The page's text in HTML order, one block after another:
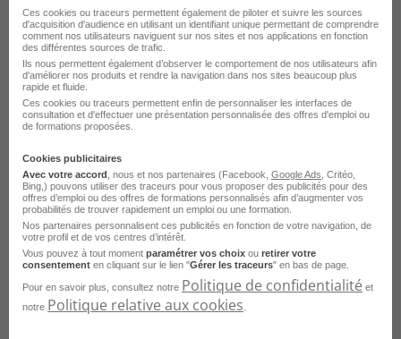
Emploi Responsable d'études en électricité Lille
Emploi Responsable d'études en électricité Marseille
Voir toutes les offres Responsable d'études en
électricité par ville
Parcourez les offres d'emploi par
métier dansle domaine Ingénierie
Emploi Technicien maintenance automobile
Emploi Automaticien
Emploi Mécanicien d'engin de chantier
Emploi Mécanicien TP
Ces cookies ou traceurs permettent également de piloter et suivre les sources
d'acquisition d'audience en utilisant un identifiant unique permettant de comprendre
comment nos utilisateurs naviguent sur nos sites et nos applications en fonction
des différentes sources de trafic.
Ils nous permettent également d’observer le comportement de nos utilisateurs afin
d'améliorer nos produits et rendre la navigation dans nos sites beaucoup plus
rapide et fluide.
Ces cookies ou traceurs permettent enfin de personnaliser les interfaces de
consultation et d'effectuer une présentation personnalisée des offres d'emploi ou
de formations proposées.
Cookies publicitaires
Avec votre accord , nous et nos partenaires (Facebook, Google Ads , Critéo,
Bing,) pouvons utiliser des traceurs pour vous proposer des publicités pour des
offres d’emploi ou des offres de formations personnalisés afin d’augmenter vos
probabilités de trouver rapidement un emploi ou une formation.
Nos partenaires personnalisent ces publicités en fonction de votre navigation, de
votre profil et de vos centres d’intérêt.
Vous pouvez à tout moment paramétrer vos choix ou retirer votre
consentement en cliquant sur le lien "Gérer les traceurs" en bas de page.
Pour en savoir plus, consultez notre Politique de confidentialité et
notre Politique relative aux cookies